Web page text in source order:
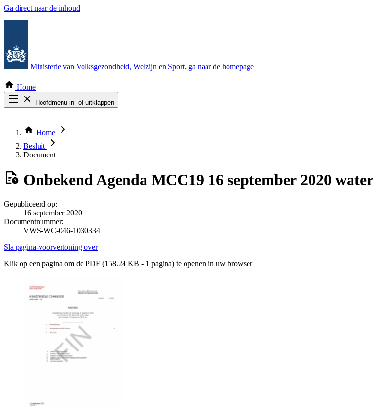
Ga direct naar de inhoud
Ministerie van Volksgezondheid, Welzijn en Sport, ga naar de homepage
Home
Hoofdmenu in- of uitklappen
Thema COVID-19
Bekijk per bestuursorgaan
Home
Besluit
Document
OnbekendAgenda MCC19 16 september 2020
Gepubliceerd op:
16 september 2020
Documentnummer:
VWS-WC-046-1030334
Sla pagina-voorvertoning over
Klik op een pagina om de PDF (158.24 KB - 1 pagina) te openen in uw browser